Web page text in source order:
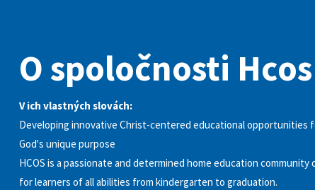
O spoločnosti Hcos
V ich vlastných slovách:
Developing innovative Christ-centered educational opportunities
God's unique purpose
HCOS is a passionate and determined home education
for learners of all abilities from kindergarten to graduation.